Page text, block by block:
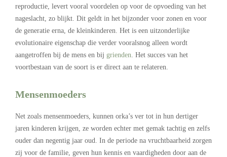
reproductie, levert vooral voordelen op voor de opvoeding van het
nageslacht, zo blijkt. Dit geldt in het bijzonder voor zonen en voor
de generatie erna, de kleinkinderen. Het is een uitzonderlijke
evolutionaire eigenschap die verder vooralsnog alleen wordt
aangetroffen bij de mens en bij grienden . Het succes van het
voortbestaan van de soort is er direct aan te relateren.
Mensenmoeders
Net zoals mensenmoeders, kunnen orka’s ver tot in hun dertiger
jaren kinderen krijgen, ze worden echter met gemak tachtig en zelfs
ouder dan negentig jaar oud. In de periode na vruchtbaarheid zorgen
zij voor de familie, geven hun kennis en vaardigheden door aan de